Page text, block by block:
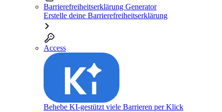
Barrierefreiheitserklärung Generator
Erstelle deine Barrierefreiheitserklärung
Access
Behebe KI-gestützt viele Barrieren per Klick